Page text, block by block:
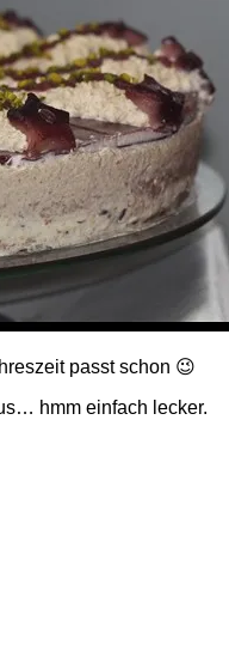
passt schon 😉
hmm einfach lecker.